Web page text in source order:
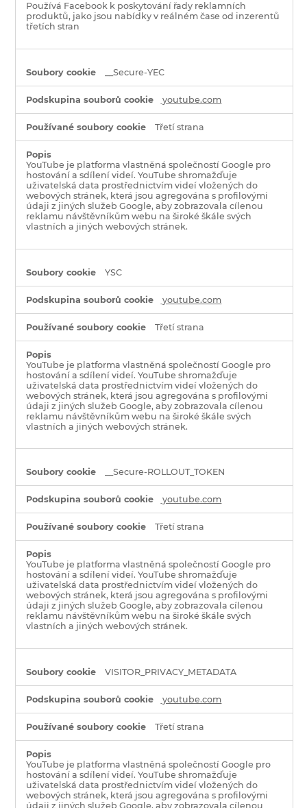
Používá Facebook k poskytování řady reklamních
produktů, jako jsou nabídky v reálném čase od inzerentů
třetích stran
__Secure-YEC
youtube.com
Třetí strana
YouTube je platforma vlastněná společností Google pro
hostování a sdílení videí. YouTube shromažďuje
uživatelská data prostřednictvím videí vložených do
webových stránek, která jsou agregována s profilovými
údaji z jiných služeb Google, aby zobrazovala cílenou
reklamu návštěvníkům webu na široké škále svých
vlastních a jiných webových stránek.
YSC
youtube.com
Třetí strana
YouTube je platforma vlastněná společností Google pro
hostování a sdílení videí. YouTube shromažďuje
uživatelská data prostřednictvím videí vložených do
webových stránek, která jsou agregována s profilovými
údaji z jiných služeb Google, aby zobrazovala cílenou
reklamu návštěvníkům webu na široké škále svých
vlastních a jiných webových stránek.
__Secure-ROLLOUT_TOKEN
youtube.com
Třetí strana
YouTube je platforma vlastněná společností Google pro
hostování a sdílení videí. YouTube shromažďuje
uživatelská data prostřednictvím videí vložených do
webových stránek, která jsou agregována s profilovými
údaji z jiných služeb Google, aby zobrazovala cílenou
reklamu návštěvníkům webu na široké škále svých
vlastních a jiných webových stránek.
VISITOR_PRIVACY_METADATA
youtube.com
Třetí strana
YouTube je platforma vlastněná společností Google pro
hostování a sdílení videí. YouTube shromažďuje
uživatelská data prostřednictvím videí vložených do
webových stránek, která jsou agregována s profilovými
údaji z jiných služeb Google, aby zobrazovala cílenou